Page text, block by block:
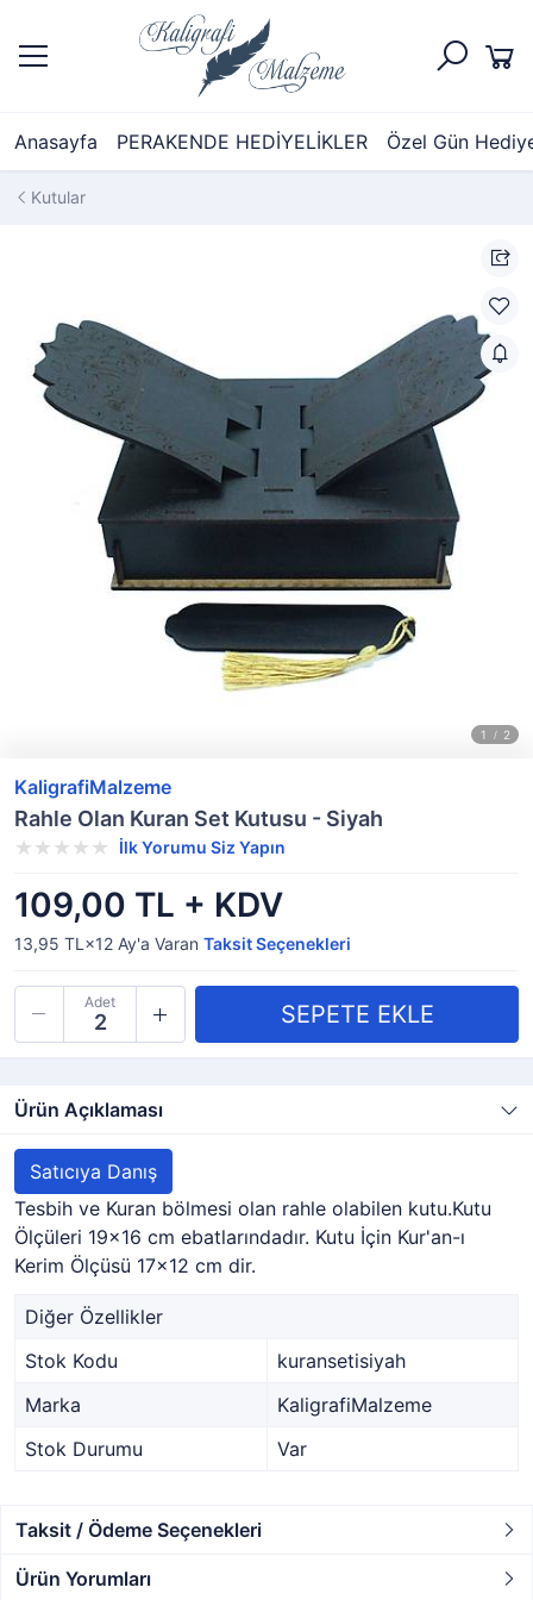
Anasayfa PERAKENDE HEDİYELİKLER Özel Gün
Kutular
KaligrafiMalzeme
Rahle Olan Kuran Set Kutusu - Siyah
İlk Yorumu Siz Yapın
109,00 TL + KDV
13,95 TL×12 Ay'a Varan Taksit Seçenekleri
Adet
Ürün Açıklaması
Satıcıya Danış
Tesbih ve Kuran bölmesi olan rahle olabilen kutu.Kutu
Ölçüleri 19x16 cm ebatlarındadır. Kutu İçin Kur'an-ı
Kerim Ölçüsü 17x12 cm dir.
Diğer Özellikler
Stok Kodu
kuransetisiyah
Marka
KaligrafiMalzeme
Stok Durumu
Var
Taksit / Ödeme Seçenekleri
Ürün Yorumları